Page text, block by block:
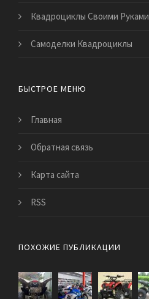
Квадроциклы Своими Руками
Самоделки Квадроциклы
БЫСТРОЕ МЕНЮ
Главная
Обратная связь
Карта сайта
RSS
ПОХОЖИЕ ПУБЛИКАЦИИ